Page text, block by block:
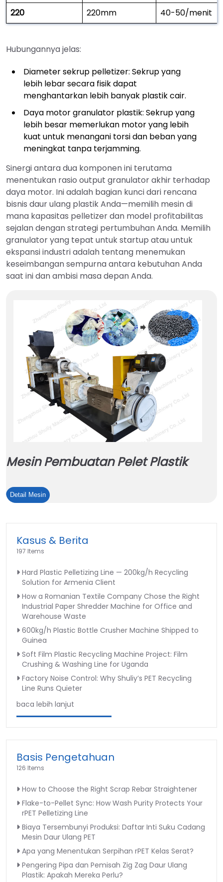
220 220mm 40-50/menit
Hubungannya jelas:
Diameter sekrup pelletizer: Sekrup yang
lebih lebar secara fisik dapat
menghantarkan lebih banyak plastik cair.
Daya motor granulator plastik: Sekrup yang
lebih besar memerlukan motor yang lebih
kuat untuk menangani torsi dan beban yang
meningkat tanpa terjamming.
Sinergi antara dua komponen ini terutama
menentukan rasio output granulator akhir terhadap
daya motor. Ini adalah bagian kunci dari rencana
bisnis daur ulang plastik Anda—memilih mesin di
mana kapasitas pelletizer dan model profitabilitas
sejalan dengan strategi pertumbuhan Anda. Memilih
granulator yang tepat untuk startup atau untuk
ekspansi industri adalah tentang menemukan
keseimbangan sempurna antara kebutuhan Anda
saat ini dan ambisi masa depan Anda.
Mesin Pembuatan Pelet Plastik
Detail MesinMesin
Kasus & Berita
197 Items
Hard Plastic Pelletizing Line — 200kg/h Recycling
Solution for Armenia Client
How a Romanian Textile Company Chose the Right
Industrial Paper Shredder Machine for Office and
Warehouse Waste
600kg/h Plastic Bottle Crusher Machine Shipped to
Guinea
Soft Film Plastic Recycling Machine Project: Film
Crushing & Washing Line for Uganda
Factory Noise Control: Why Shuliy’s PET Recycling
Line Runs Quieter
baca lebih lanjut
Basis Pengetahuan
126 Items
How to Choose the Right Scrap Rebar Straightener
Flake-to-Pellet Sync: How Wash Purity Protects Your
rPET Pelletizing Line
Biaya Tersembunyi Produksi: Daftar Inti Suku Cadang
Mesin Daur Ulang PET
Apa yang Menentukan Serpihan rPET Kelas Serat?
Pengering Pipa dan Pemisah Zig Zag Daur Ulang
Plastik: Apakah Mereka Perlu?